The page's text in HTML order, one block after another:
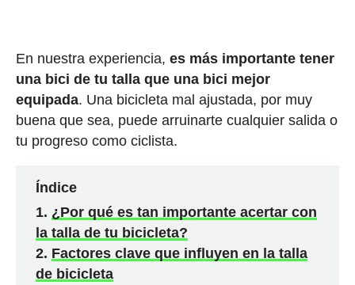
En nuestra experiencia, es más importante tener
una bici de tu talla que una bici mejor
equipada. Una bicicleta mal ajustada, por muy
buena que sea, puede arruinarte cualquier salida o
tu progreso como ciclista.
Índice
¿Por qué es tan importante acertar con
la talla de tu bicicleta?
Factores clave que influyen en la talla
de bicicleta